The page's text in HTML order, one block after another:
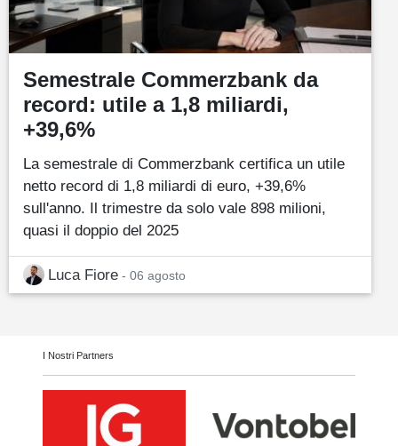
Semestrale Commerzbank da
record: utile a 1,8 miliardi,
+39,6%
La semestrale di Commerzbank certifica un utile
netto record di 1,8 miliardi di euro, +39,6%
sull'anno. Il trimestre da solo vale 898 milioni,
quasi il doppio del 2025
Luca Fiore - 06 agosto
I Nostri Partners